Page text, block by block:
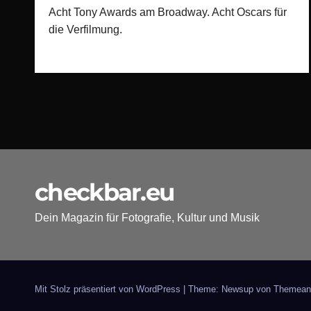
Acht Tony Awards am Broadway. Acht Oscars für
die Verfilmung.
checkbar.eu
Dein Magazin für Fotografie, Kultur und Musik
Mit Stolz präsentiert von WordPress Theme: Newsup von